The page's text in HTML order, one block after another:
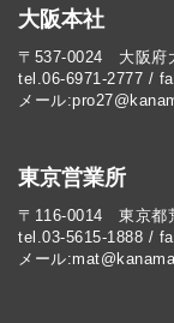
大阪本社
〒537-0024 大阪府
tel.06-6971-2777 /
メール
東京営業所
〒116-0014 東京都
tel.03-5615-1888 /
メール